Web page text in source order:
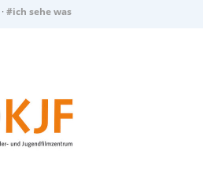
· #ich sehe was